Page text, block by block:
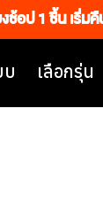
งช้อป 1 ชิ้น เริ่
บ เลือกรุ่น